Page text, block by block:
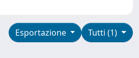
Tutti (1)
Esportazione